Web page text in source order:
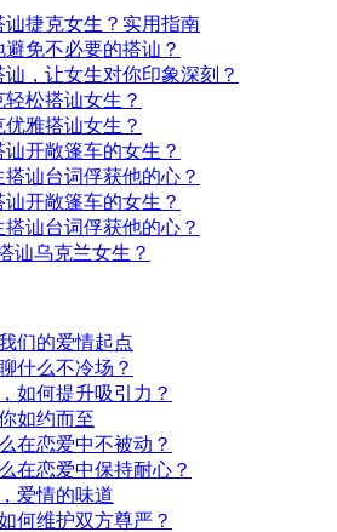
讪捷克女生？实用指南
免不必要的搭讪？
，让女生对你印象深刻？
松搭讪女生？
雅搭讪女生？
开敞篷车的女生？
讪台词俘获他的心？
开敞篷车的女生？
讪台词俘获他的心？
讪乌克兰女生？
们的爱情起点
什么不冷场？
如何提升吸引力？
如约而至
在恋爱中不被动？
在恋爱中保持耐心？
爱情的味道
何维护双方尊严？